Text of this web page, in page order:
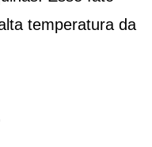
temperatura da